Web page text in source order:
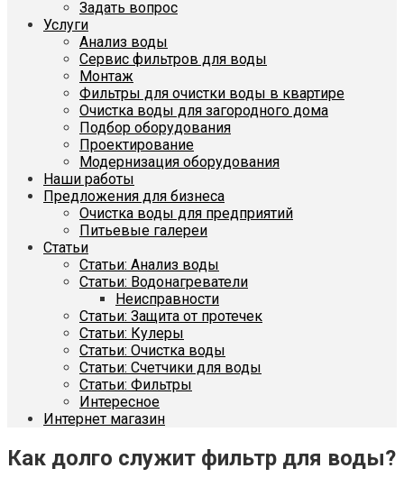
Задать вопрос
Услуги
Анализ воды
Сервис фильтров для воды
Монтаж
Фильтры для очистки воды в квартире
Очистка воды для загородного дома
Подбор оборудования
Проектирование
Модернизация оборудования
Наши работы
Предложения для бизнеса
Очистка воды для предприятий
Питьевые галереи
Статьи
Статьи: Анализ воды
Статьи: Водонагреватели
Неисправности
Статьи: Защита от протечек
Статьи: Кулеры
Статьи: Очистка воды
Статьи: Счетчики для воды
Статьи: Фильтры
Интересное
Интернет магазин
Как долго служит фильтр для воды?